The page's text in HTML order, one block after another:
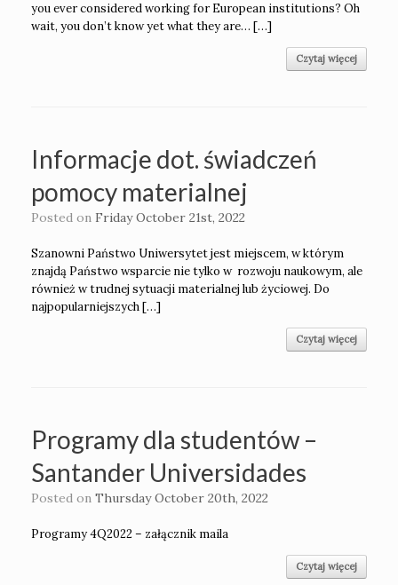
you ever considered working for European institutions? Oh
wait, you don’t know yet what they are… […]
Czytaj więcej
Informacje dot. świadczeń
pomocy materialnej
Posted on Friday October 21st, 2022
Szanowni Państwo Uniwersytet jest miejscem, w którym
znajdą Państwo wsparcie nie tylko w rozwoju naukowym, ale
również w trudnej sytuacji materialnej lub życiowej. Do
najpopularniejszych […]
Czytaj więcej
Programy dla studentów –
Santander Universidades
Posted on Thursday October 20th, 2022
Programy 4Q2022 – załącznik maila
Czytaj więcej